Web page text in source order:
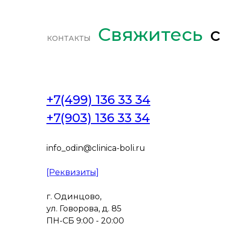
Свяжитесь
КОНТАКТЫ
+7(499) 136 33 34
+7(903) 136 33 34
info_odin@clinica-boli.ru
[Реквизиты]
г. Одинцово,
ул. Говорова, д. 85
ПН-СБ 9:00 - 20:00